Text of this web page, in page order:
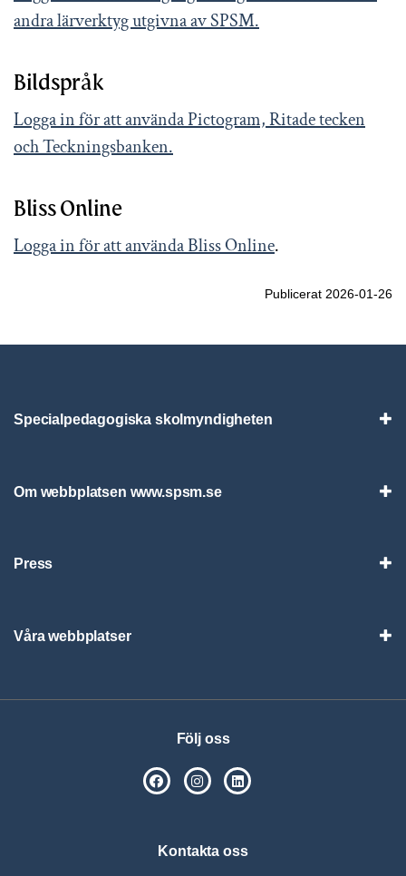
andra lärverktyg utgivna av SPSM.
Bildspråk
Logga in för att använda Pictogram, Ritade tecken
och Teckningsbanken.
Bliss Online
Logga in för att använda Bliss Online.
Publicerat 2026-01-26
Specialpedagogiska skolmyndigheten
Om webbplatsen www.spsm.se
Press
Våra webbplatser
Följ oss
SPSM på Facebook
SPSM på Instagram
Kontakta oss